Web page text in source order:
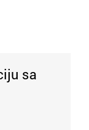
sa